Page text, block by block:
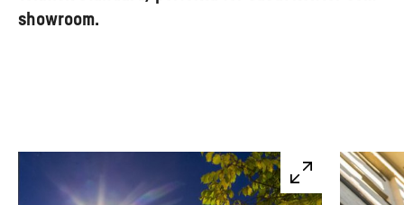
showroom.